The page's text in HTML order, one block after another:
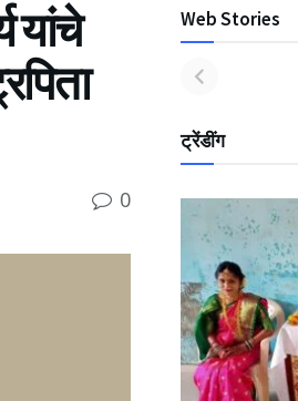
यांचे
0
Web Stories
ट्रेंडींग